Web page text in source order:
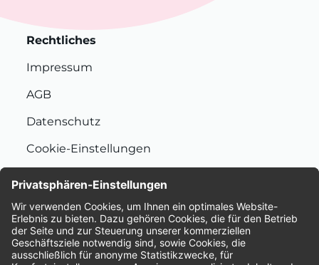
Rechtliches
Impressum
AGB
Datenschutz
Cookie-Einstellungen
Bewertungen